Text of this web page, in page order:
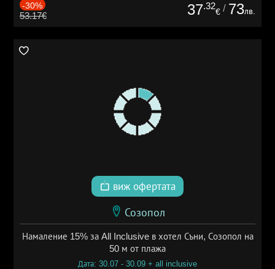
-30%
53.17€ 37.32
€ / 73лв.
виж офертата
Созопол
Намаление 15% за All Inclusive в хотел Съни, Созопол на
50 м от плажа
Дата: 30.07 - 30.09 + all inclusive